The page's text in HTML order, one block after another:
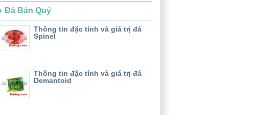
Đá Bán Quý
Thông tin đặc tính và giá trị đá
Spinel
Thông tin đặc tính và giá trị đá
Demantoid